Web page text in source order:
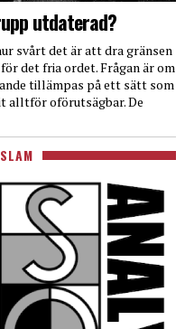
utdaterad?
svårt det är att dra gränsen
det fria ordet. Frågan är om
tillämpas på ett sätt som
alltför oförutsägbar. De